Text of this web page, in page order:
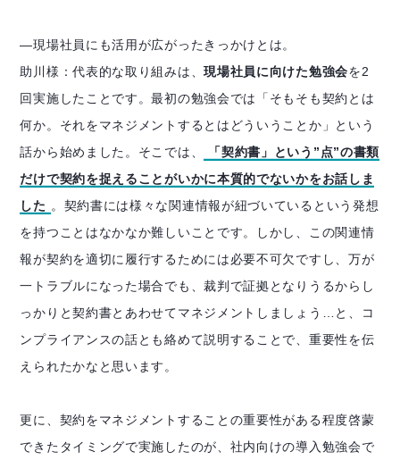
―現場社員にも活用が広がったきっかけとは。
助川様：代表的な取り組みは、現場社員に向けた勉強会を2
回実施したことです。最初の勉強会では「そもそも契約とは
何か。それをマネジメントするとはどういうことか」という
話から始めました。そこでは、
「契約書」という”点”の書類
だけで契約を捉えることがいかに本質的でないかをお話しま
した 。契約書には様々な関連情報が紐づいているという発想
を持つことはなかなか難しいことです。しかし、この関連情
報が契約を適切に履行するためには必要不可欠ですし、万が
一トラブルになった場合でも、裁判で証拠となりうるからし
っかりと契約書とあわせてマネジメントしましょう…と、コ
ンプライアンスの話とも絡めて説明することで、重要性を伝
えられたかなと思います。
更に、契約をマネジメントすることの重要性がある程度啓蒙
できたタイミングで実施したのが、社内向けの導入勉強会で